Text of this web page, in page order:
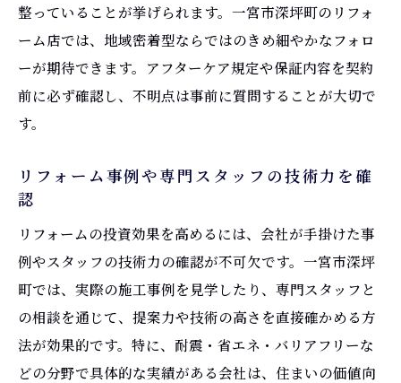
整っていることが挙げられます。一宮市深坪町のリフォ
ーム店では、地域密着型ならではのきめ細やかなフォロ
ーが期待できます。アフターケア規定や保証内容を契約
前に必ず確認し、不明点は事前に質問することが大切で
す。
リフォーム事例や専門スタッフの技術力を確
認
リフォームの投資効果を高めるには、会社が手掛けた事
例やスタッフの技術力の確認が不可欠です。一宮市深坪
町では、実際の施工事例を見学したり、専門スタッフと
の相談を通じて、提案力や技術の高さを直接確かめる方
法が効果的です。特に、耐震・省エネ・バリアフリーな
どの分野で具体的な実績がある会社は、住まいの価値向